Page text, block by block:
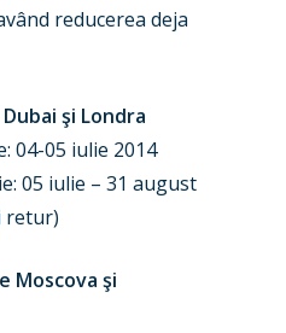
reducerea deja
şi Londra
04-05 iulie 2014
05 iulie – 31 august
retur)
Moscova şi